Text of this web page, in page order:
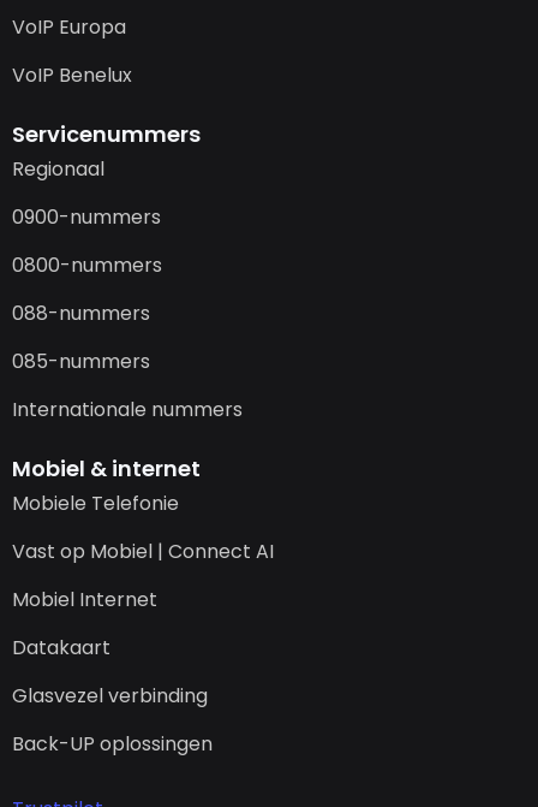
VoIP Europa
VoIP Benelux
Servicenummers
Regionaal
0900-nummers
0800-nummers
088-nummers
085-nummers
Internationale nummers
Mobiel & internet
Mobiele Telefonie
Vast op Mobiel | Connect AI
Mobiel Internet
Datakaart
Glasvezel verbinding
Back-UP oplossingen